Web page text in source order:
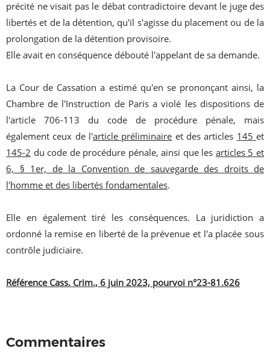
précité ne visait pas le débat contradictoire devant le juge des
libertés et de la détention, qu'il s'agisse du placement ou de la
prolongation de la détention provisoire.
Elle avait en conséquence débouté l'appelant de sa demande.
La Cour de Cassation a estimé qu'en se prononçant ainsi, la
Chambre de l'Instruction de Paris a violé les dispositions de
l'article 706-113 du code de procédure pénale, mais
également ceux de l'article préliminaire et des articles 145et
145-2 du code de procédure pénale, ainsi que les articles 5 et
6, § 1er, de la Convention de sauvegarde des droits de
l'homme et des libertés fondamentales.
Elle en également tiré les conséquences. La juridiction a
ordonné la remise en liberté de la prévenue et l'a placée sous
contrôle judiciaire.
Référence Cass. Crim., 6 juin 2023, pourvoi n°23-81.626
Commentaires